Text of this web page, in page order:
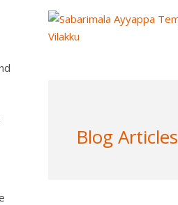
Blog Articles